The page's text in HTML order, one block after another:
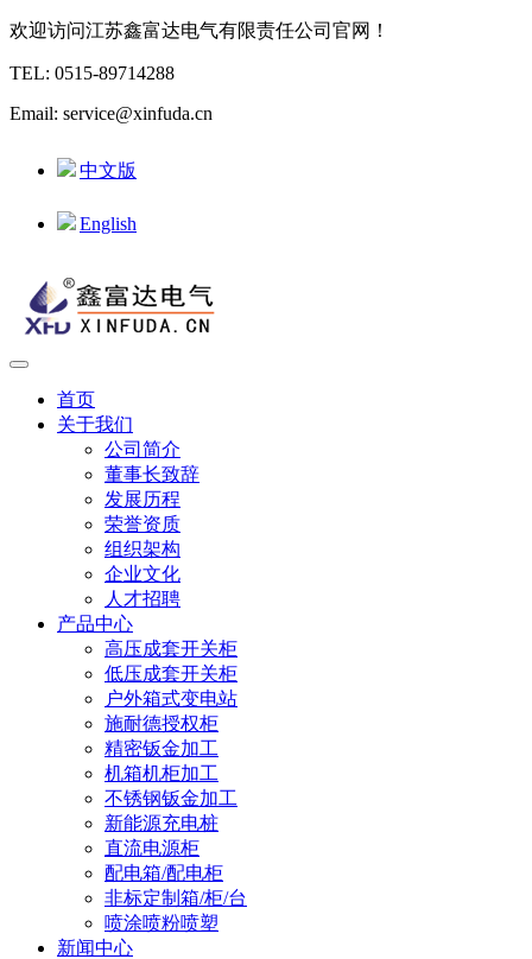
欢迎访问江苏鑫富达电气有限责任公司官网！
TEL: 0515-89714288
Email: service@xinfuda.cn
中文版
English
首页
关于我们
公司简介
董事长致辞
发展历程
荣誉资质
组织架构
企业文化
人才招聘
产品中心
高压成套开关柜
低压成套开关柜
户外箱式变电站
施耐德授权柜
精密钣金加工
机箱机柜加工
不锈钢钣金加工
新能源充电桩
直流电源柜
配电箱/配电柜
非标定制箱/柜/台
喷涂喷粉喷塑
新闻中心